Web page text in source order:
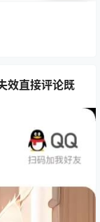
效直接评论既